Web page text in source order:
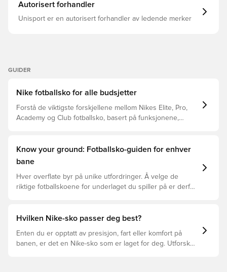
Autorisert forhandler
Unisport er en autorisert forhandler av ledende merker
GUIDER
Nike fotballsko for alle budsjetter
Forstå de viktigste forskjellene mellom Nikes Elite, Pro,
Academy og Club fotballsko, basert på funksjonene,
Know your ground: Fotballsko-guiden for enhver
bane
Hver overflate byr på unike utfordringer. Å velge de
riktige fotballskoene for underlaget du spiller på er derfor
fotballsko som er det beste valget for de forskjellige
Hvilken Nike-sko passer deg best?
Enten du er opptatt av presisjon, fart eller komfort på
banen, er det en Nike-sko som er laget for deg. Utforsk